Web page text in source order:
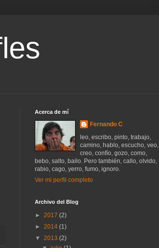
Acerca de mí
Fernando C
leo, escribo, pinto, trabajo,
camino, hablo, escucho, veo,
creo, confío, gozo, como,
bebo, salto, bailo. Pero también, callo, olvido,
rabio, cago, yerro, fumo, ignoro.
Ver mi perfil completo
Archivo del Blog
► 2017 (2)
► 2014 (1)
▼ 2013 (2)